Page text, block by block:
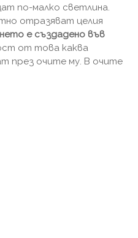
по-малко светлина.
отразяват целия
е създадено във
от това каква
през очите му. В очите